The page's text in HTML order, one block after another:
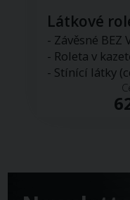
Látkové
- Závěsné BEZ
- Roleta v
- Stínící látky